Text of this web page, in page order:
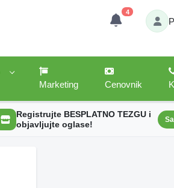
4
Marketing
Cenovnik
Registrujte BESPLATNO TEZGU i
objavljujte oglase!